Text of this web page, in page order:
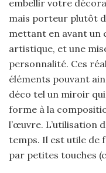
embellir votre
mais porteur plutôt
mettant en avant un
artistique, et une
personnalité. Ces
éléments pouvant
déco tel un miroir
forme à la
l’œuvre. L’utilisation
temps. Il est utile de
par petites touches